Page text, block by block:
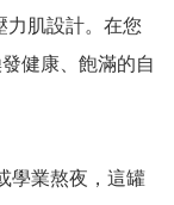
力肌設計。在您
健康、飽滿的自
學業熬夜，這罐